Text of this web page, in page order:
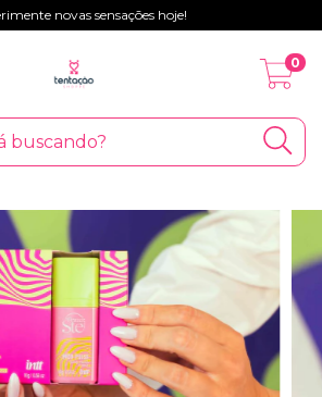
novas sensações hoje!
0